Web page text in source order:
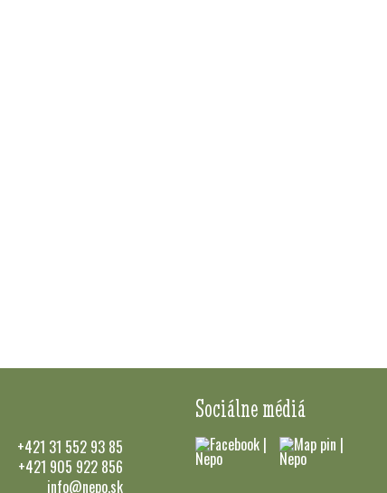
+421 31 552 93 85
+421 905 922 856
info@nepo.sk
Sociálne médiá